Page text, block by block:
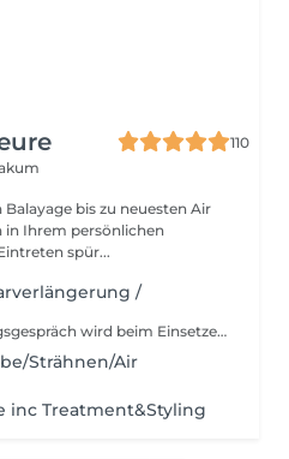
110
bis zu neuesten Air
Wohlfühlsalon ! Schon beim Eintreten spür...
/
-Simplie Wefts- Das Beratungsgespräch wird beim Einsetzen verrechnet inkl. einer kostenlosen Extensions-Bürste als Goodie für dich gratis dazu! Jetzt Termin sichern!
Strähnen/Air
inc Treatment&Styling